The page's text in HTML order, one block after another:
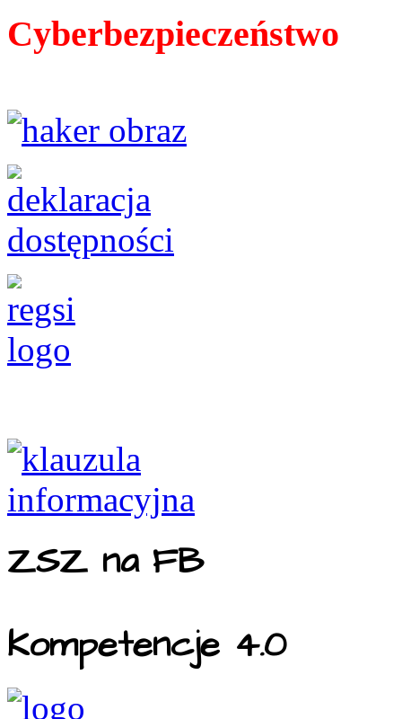
Cyberbezpieczeństwo
ZSZ na FB
Kompetencje 4.0